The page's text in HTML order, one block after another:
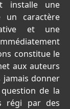
installe une
un caractère
et une
constitue le
aux auteurs
jamais donner
de la
régi par des